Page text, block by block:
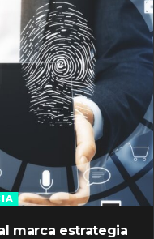
marca estrategia